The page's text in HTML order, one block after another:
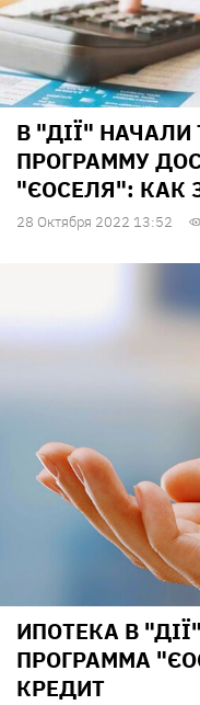
В "ДІЇ" НАЧАЛИ
ПРОГРАММУ
"ЄОСЕЛЯ": КАК
28 Октября 2022 13:52
ИПОТЕКА В
ПРОГРАММА
КРЕДИТ